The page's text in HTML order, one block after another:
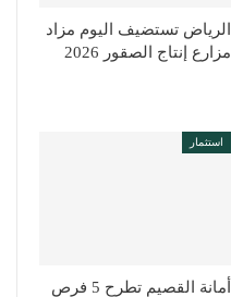
الرياض تستضيف اليوم مزاد
مزارع إنتاج الصقور 2026
استثمار
أمانة القصيم تطرح 5 فرص